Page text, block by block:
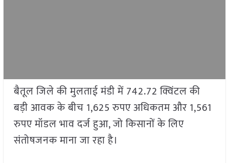
बैतूल जिले की मुलताई मंडी में 742.72 क्विंटल की
बड़ी आवक के बीच 1,625 रुपए अधिकतम और 1,561
रुपए मॉडल भाव दर्ज हुआ, जो किसानों के लिए
संतोषजनक माना जा रहा है।